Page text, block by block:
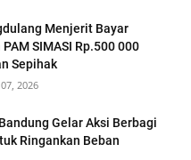
Menjerit Bayar
SIMASI Rp.500 000
Sepihak
2026
Gelar Aksi Berbagi
Ringankan Beban